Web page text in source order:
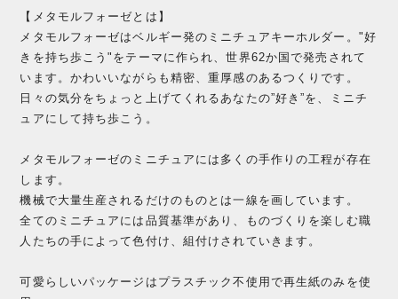
【メタモルフォーゼとは】
メタモルフォーゼはベルギー発のミニチュアキーホルダー。"好
きを持ち歩こう"をテーマに作られ、世界62か国で発売されて
います。かわいいながらも精密、重厚感のあるつくりです。
日々の気分をちょっと上げてくれるあなたの”好き”を、ミニチ
ュアにして持ち歩こう。
メタモルフォーゼのミニチュアには多くの手作りの工程が存在
します。
機械で大量生産されるだけのものとは一線を画しています。
全てのミニチュアには品質基準があり、ものづくりを楽しむ職
人たちの手によって色付け、組付けされていきます。
可愛らしいパッケージはプラスチック不使用で再生紙のみを使